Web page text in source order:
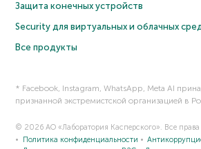
Защита конечных устройств
Security для виртуальных и облачных
Все продукты
* Facebook, Instagram, WhatsApp, Meta AI
признанной экстремистской организацией в
© 2026 АО «Лаборатория Касперского». Все
Политика конфиденциальности